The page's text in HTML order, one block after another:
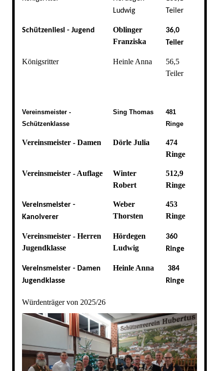
Ludwig
Teiler
Schützenliesl - Jugend
Oblinger
Franziska
36,0
Teiler
Königsritter Heinle Anna
56,5
Teiler
Vereinsmeister -
Schützenklasse
Sing Thomas
481
Ringe
Vereinsmeister - Damen Dörle Julia
474
Ringe
Vereinsmeister - Auflage
Winter
Robert
512,9
Ringe
Vereinsmeister -
Kanolverer
Weber
Thorsten
453
Ringe
Vereinsmeister - Herren
Jugendklasse
Hördegen
Ludwig
360
Ringe
Vereinsmeister - Damen
Jugendklasse
Heinle Anna
384
Ringe
Würdenträger von 2025/26